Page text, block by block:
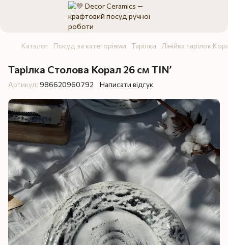
Каталог Посуд за категоріями Тарілки Лінійка тарілок
Тарілка Столова Корал 26 см TIN’
Артикул: 986620960792 Написати відгук